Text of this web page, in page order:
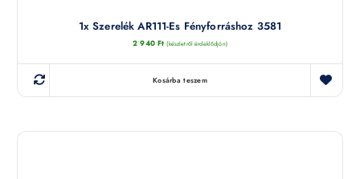
1x Szerelék AR111-Es Fényforráshoz 3581
2 940 Ft (készletről érdeklődjön)
Kosárba teszem